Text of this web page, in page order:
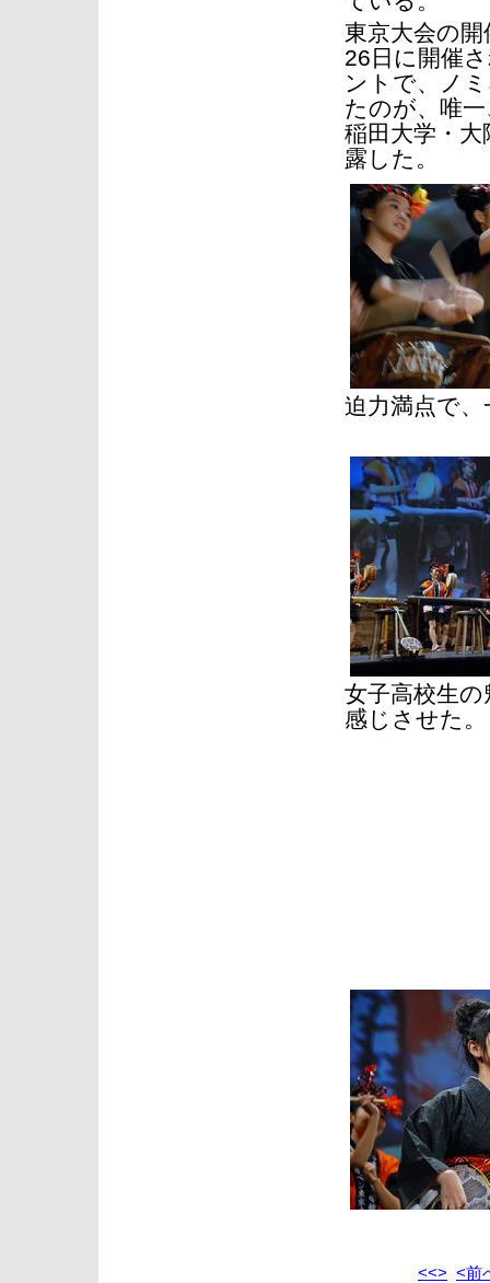
東京大会の
26日に開催
ントで、ノ
たのが、唯
稲田大学・
露した。
迫力満点で
女子高校生
感じさせた。
<<> <前